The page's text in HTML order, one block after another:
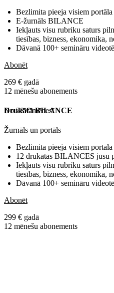
Bezlimita pieeja visiem
E-žurnāls BILANCE
Iekļauts visu rubriku saturs
tiesības, bizness, ekonomika,
Dāvanā 100+ semināru
Abonēt
269 € gadā
12 mēnešu abonements
No 28 € mēnesī
Drukātā BILANCE
Žurnāls un portāls
Bezlimita pieeja visiem
12 drukātās BILANCES jūsu
Iekļauts visu rubriku saturs
tiesības, bizness, ekonomika,
Dāvanā 100+ semināru
Abonēt
299 € gadā
12 mēnešu abonements